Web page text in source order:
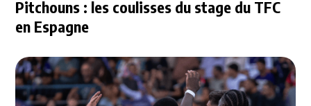
Pitchouns : les coulisses du stage du TFC
en Espagne